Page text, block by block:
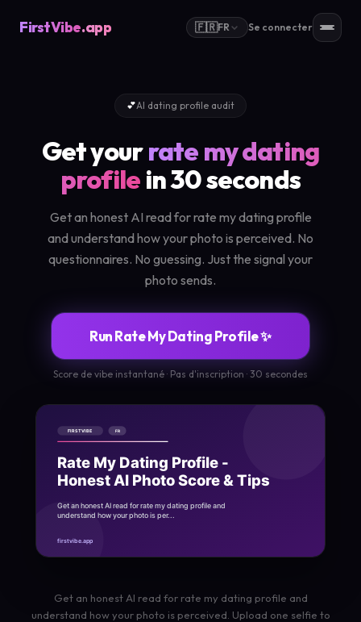
FirstVibe.app 🇫🇷FR Se connecter
💕AI dating profile audit
Get yourrate my dating
profile in 30 seconds
Get an honest AI read for rate my dating profile
and understand how your photo is perceived. No
questionnaires. No guessing. Just the signal your
photo sends.
Run Rate My Dating Profile ✨
Score de vibe instantané · Pas d'inscription · 30 secondes
Get an honest AI read for rate my dating profile and
understand how your photo is perceived. Upload one selfie to